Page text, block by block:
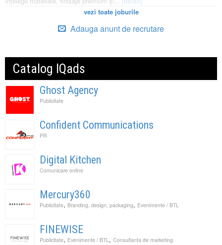
vezi toate joburile
Adauga anunt de recrutare
Catalog IQads
Ghost Agency
Publicitate
Confident Communications
PR
Digital Kitchen
Comunicare online
Mercury360
Publicitate, Branding, design, packaging, Evenimente / BTL
FINEWISE
Publicitate, Evenimente / BTL, Consultanta de marketing